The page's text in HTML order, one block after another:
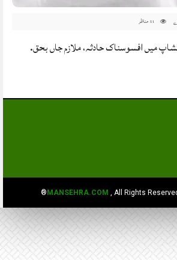
51 مناظر
میں افسوسناک حادثہ، ملازم جاں بحق.
MANSEHRA.COM , All Rights